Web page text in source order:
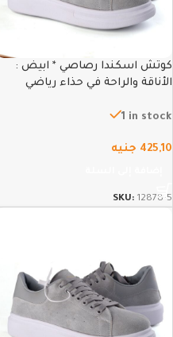
كوتش اسكندا رصاصي * ابيض :
الأناقة والراحة في حذاء رياضي
1 in stock
425,10 جنيه
SKU: 12878-5